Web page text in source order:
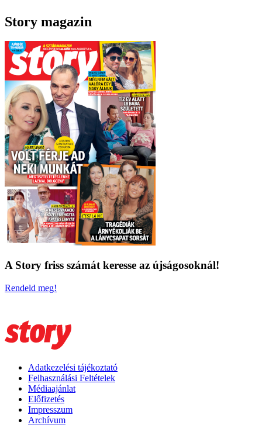
Story magazin
A Story friss számát keresse az újságosoknál!
Rendeld meg!
Adatkezelési tájékoztató
Felhasználási Feltételek
Médiaajánlat
Előfizetés
Impresszum
Archívum